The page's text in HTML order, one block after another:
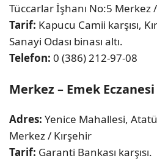
Tüccarlar İşhanı No:5 Merkez
Tarif: Kapucu Camii karşısı,
Sanayi Odası binası altı.
Telefon: 0 (386) 212-97-08
Merkez – Emek Eczanesi
Adres: Yenice Mahallesi,
Merkez / Kırşehir
Tarif: Garanti Bankası karşısı.